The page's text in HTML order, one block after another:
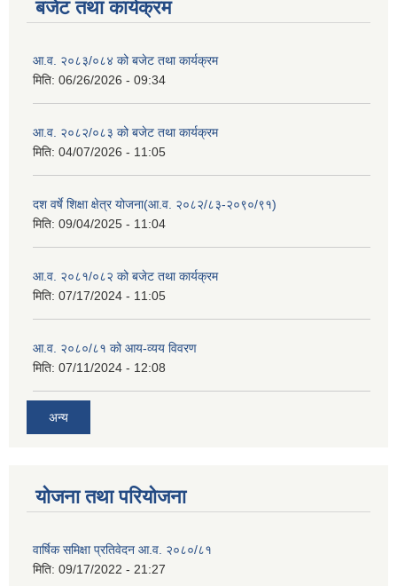
बजेट तथा कार्यक्रम
आ.व. २०८३/०८४ को बजेट तथा कार्यक्रम
मिति: 06/26/2026 - 09:34
आ.व. २०८२/०८३ को बजेट तथा कार्यक्रम
मिति: 04/07/2026 - 11:05
दश वर्षे शिक्षा क्षेत्र योजना(आ.व. २०८२/८३-२०९०/९१)
मिति: 09/04/2025 - 11:04
आ.व. २०८१/०८२ को बजेट तथा कार्यक्रम
मिति: 07/17/2024 - 11:05
आ.व. २०८०/८१ को आय-व्यय विवरण
मिति: 07/11/2024 - 12:08
अन्य
योजना तथा परियोजना
वार्षिक समिक्षा प्रतिवेदन आ.व. २०८०/८१
मिति: 09/17/2022 - 21:27